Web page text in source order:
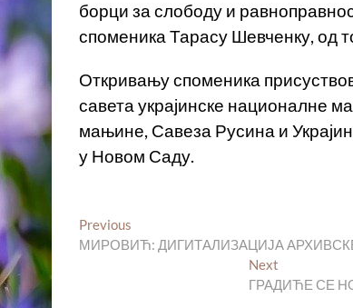
борци за слободу и
споменика Тарасу Шевченку, од
Откривању споменика
савета украјинске националне
мањине, Савеза Русина и
у Новом Саду.
Кретање
чланка
Previous
post:
МИРОВИЋ: ДИГИТАЛИЗАЦИЈА
Next
post:
ГРАДИЋЕ СЕ